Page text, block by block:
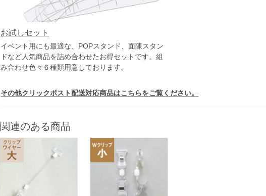
お試しセット
イベント用にも最適な、POPスタンド、面陳スタン
ドなど人気商品を詰め合わせたお得セットです。組
み合わせ色々６種類用意しております。
その他クリックポスト配送対応商品はこちらをご覧ください。
関連のある商品